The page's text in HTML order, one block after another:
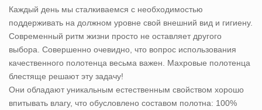
Каждый день мы сталкиваемся с необходимостью
поддерживать на должном уровне свой внешний вид и гигиену.
Современный ритм жизни просто не оставляет другого
выбора. Совершенно очевидно, что вопрос использования
качественного полотенца весьма важен. Махровые полотенца
блестяще решают эту задачу!
Они обладают уникальным естественным свойством хорошо
впитывать влагу, что обусловлено составом полотна: 100%